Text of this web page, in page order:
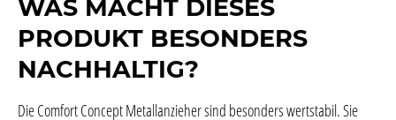
WAS MACHT DIESES
PRODUKT BESONDERS
NACHHALTIG?
Die Comfort Concept Metallanzieher sind besonders wertstabil. Sie